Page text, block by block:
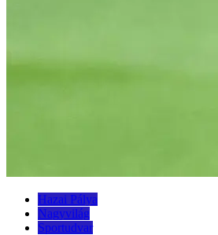
Hazai Pálya
Nagyvilág
Sportudvar